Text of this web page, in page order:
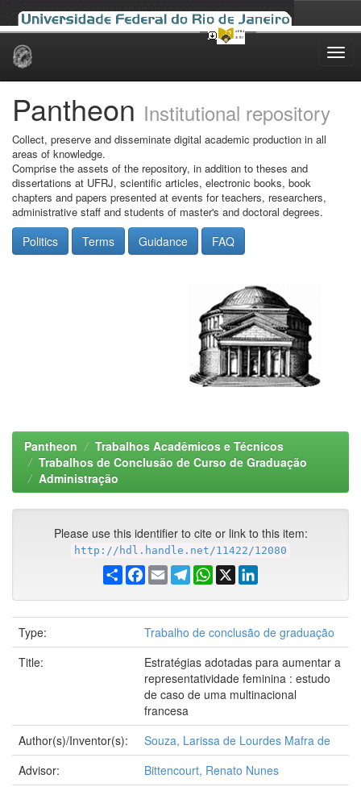
Skip
Pantheon Institutional repository
Collect, preserve and disseminate digital academic production in all
areas of knowledge.
Comprise the assets of the repository, in addition to theses and
dissertations at UFRJ, scientific articles, electronic books, book
chapters and papers presented at events for teachers, researchers,
administrative staff and students of master's and doctoral degrees.
Politics Terms Guidance FAQ
Pantheon
Trabalhos Acadêmicos e Técnicos
Trabalhos de Conclusão de Curso de Graduação
Administração
Please use this identifier to cite or link to this item:
http://hdl.handle.net/11422/12080
ShareFacebook
EmailTelegramWhatsApp
X
Type:
Trabalho de conclusão de graduação
Title:
Estratégias adotadas para aumentar a
representatividade feminina : estudo
de caso de uma multinacional
francesa
Author(s)/Inventor(s):
Souza, Larissa de Lourdes Mafra de
Advisor:
Bittencourt, Renato Nunes